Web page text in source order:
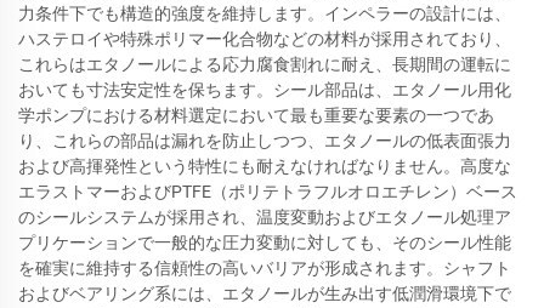
力条件下でも構造的強度を維持します。インペラーの設計には、
ハステロイや特殊ポリマー化合物などの材料が採用されており、
これらはエタノールによる応力腐食割れに耐え、長期間の運転に
おいても寸法安定性を保ちます。シール部品は、エタノール用化
学ポンプにおける材料選定において最も重要な要素の一つであ
り、これらの部品は漏れを防止しつつ、エタノールの低表面張力
および高揮発性という特性にも耐えなければなりません。高度な
エラストマーおよびPTFE（ポリテトラフルオロエチレン）ベース
のシールシステムが採用され、温度変動およびエタノール処理ア
プリケーションで一般的な圧力変動に対しても、そのシール性能
を確実に維持する信頼性の高いバリアが形成されます。シャフト
およびベアリング系には、エタノールが生み出す低潤滑環境下で